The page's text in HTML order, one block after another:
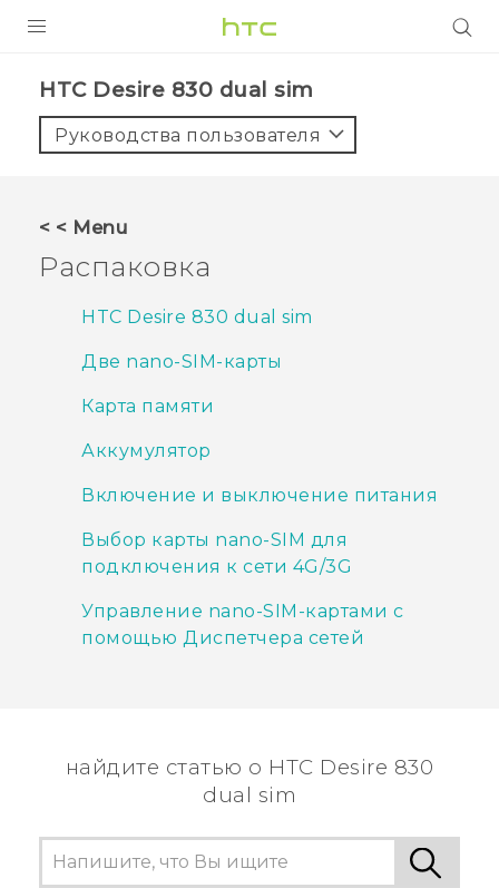
5G
HTC Desire 830 dual sim‎
Руководства пользователя
< < Menu
Распаковка
HTC Desire 830 dual sim
Две nano-SIM-карты
Карта памяти
Аккумулятор
Включение и выключение питания
Выбор карты nano-SIM для
подключения к сети 4G/3G
Управление nano-SIM-картами с
помощью Диспетчера сетей
найдите статью о HTC Desire 830
dual sim